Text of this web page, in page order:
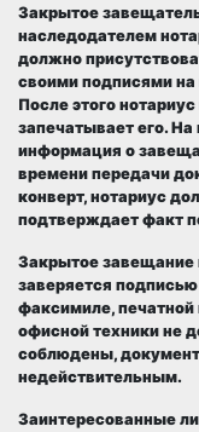
Закрытое
наследодателем
должно
своими подписями на
После этого
запечатывает его.
информация о
времени передачи
конверт, нотариус
подтверждает факт
Закрытое завещание
заверяется
факсимиле,
офисной техники не
соблюдены,
недействительным.
Заинтересованные